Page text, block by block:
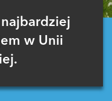
najbardziej
w Unii